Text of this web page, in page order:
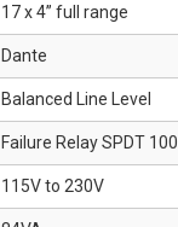
17 x 4” full range
Dante
Balanced Line Level
Failure Relay SPDT
115V to 230V